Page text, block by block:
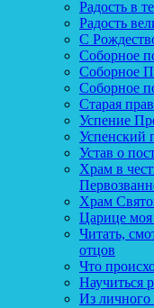
Радость в
Радость
С
Соборное
Соборное
Соборное
Старая
Успение
Успенский
Устав о
Храм в
Храм
Царице моя
Читать,
отцов
Что
Научиться
Из личного